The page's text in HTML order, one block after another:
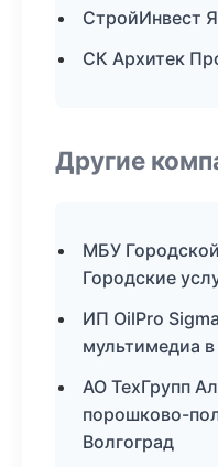
СтройИнвест
СК Архитек
Другие
МБУ
Городские
ИП OilPro
мультимедиа
АО ТехГрупп
порошково-
Волгоград